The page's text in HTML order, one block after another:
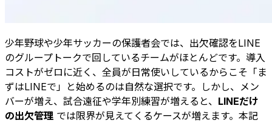
少年野球や少年サッカーの保護者会では、出欠確認をLINE
のグループトークで回しているチームがほとんどです。導入
コストがゼロに近く、全員が日常使いしているからこそ「ま
ずはLINEで」と始めるのは自然な選択です。しかし、メン
バーが増え、試合遠征や学年別練習が増えると、 LINEだけ
の出欠管理 では限界が見えてくるケースが増えます。本記